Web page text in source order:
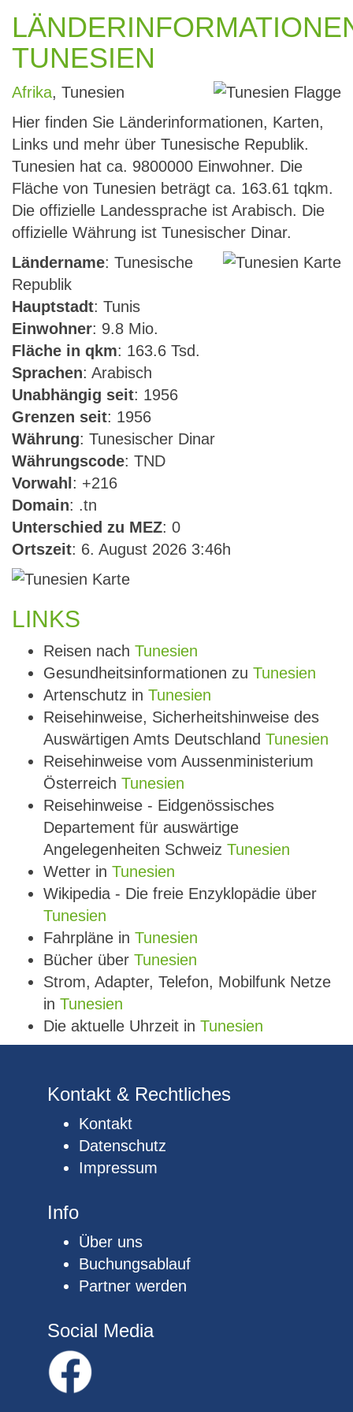
TUNESIEN
Afrika, Tunesien
Hier finden Sie Länderinformationen, Karten,
Links und mehr über Tunesische Republik.
Tunesien hat ca. 9800000 Einwohner. Die
Fläche von Tunesien beträgt ca. 163.61 tqkm.
Die offizielle Landessprache ist Arabisch. Die
offizielle Währung ist Tunesischer Dinar.
Ländername: Tunesische
Republik
Hauptstadt: Tunis
Einwohner: 9.8 Mio.
Fläche in qkm: 163.6 Tsd.
Sprachen: Arabisch
Unabhängig seit: 1956
Grenzen seit: 1956
Währung: Tunesischer Dinar
Währungscode: TND
Vorwahl : +216
Domain: .tn
Unterschied zu MEZ: 0
Ortszeit: 6. August 2026 3:46h
LINKS
Reisen nach Tunesien
Gesundheitsinformationen zu Tunesien
Artenschutz in Tunesien
Reisehinweise, Sicherheitshinweise des
Auswärtigen Amts Deutschland Tunesien
Reisehinweise vom Aussenministerium
Österreich Tunesien
Reisehinweise - Eidgenössisches
Departement für auswärtige
Angelegenheiten Schweiz Tunesien
Wetter in Tunesien
Wikipedia - Die freie Enzyklopädie über
Tunesien
Fahrpläne in Tunesien
Bücher über Tunesien
Strom, Adapter, Telefon, Mobilfunk Netze
in Tunesien
Die aktuelle Uhrzeit in Tunesien
Kontakt & Rechtliches
Kontakt
Datenschutz
Impressum
Info
Über uns
Buchungsablauf
Partner werden
Social Media